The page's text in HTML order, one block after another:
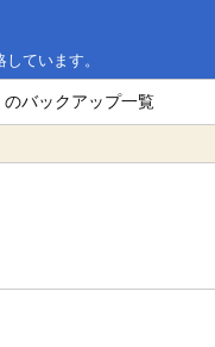
ています。
バックアップ一覧